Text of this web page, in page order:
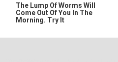
The Lump Of Worms Will
Come Out Of You In The
Morning. Try It